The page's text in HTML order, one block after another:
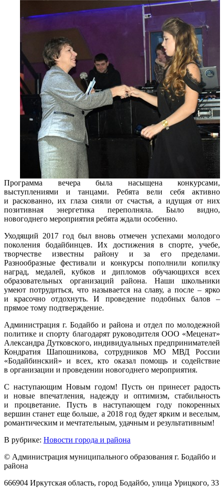
Программа вечера была насыщена конкурсами,
выступлениями и танцами. Ребята вели себя активно
и раскованно, их глаза сияли от счастья, а идущая от них
позитивная энергетика переполняла. Было видно,
новогоднего мероприятия ребята ждали особенно.
Уходящий 2017 год был вновь отмечен успехами молодого
поколения бодайбинцев. Их достижения в спорте, учебе,
творчестве известны району и за его пределами.
Разнообразные фестивали и конкурсы пополнили копилку
наград, медалей, кубков и дипломов обучающихся всех
образовательных организаций района. Наши школьники
умеют потрудиться, что называется на славу, а после – ярко
и красочно отдохнуть. И проведение подобных балов –
прямое тому подтверждение.
Администрация г. Бодайбо и района и отдел по молодежной
политике и спорту благодарят руководителя ООО «Меценат»
Александра Дутковского, индивидуальных предпринимателей
Кондратия Шапошникова, сотрудников МО МВД России
«Бодайбинский» и всех, кто оказал помощь и содействие
в организации и проведении новогоднего мероприятия.
С наступающим Новым годом! Пусть он принесет радость
и новые впечатления, надежду и оптимизм, стабильность
и процветание. Пусть в наступающем году покоренных
вершин станет еще больше, а 2018 год будет ярким и веселым,
романтическим и мечтательным, удачным и результативным!
В рубрике: Новости города и района
© Администрация муниципального образования г. Бодайбо и
района
666904 Иркутская область, город Бодайбо, улица Урицкого, 33